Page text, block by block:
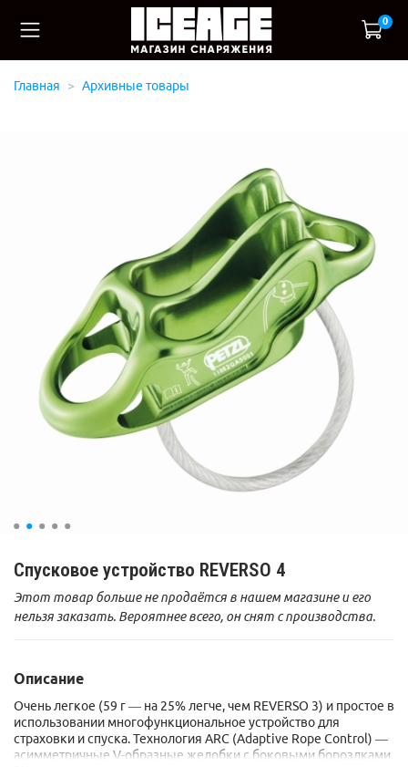
0
Главная Архивные товары
Спусковое устройство REVERSO 4
Этот товар больше не продаётся в нашем магазине и его
нельзя заказать. Вероятнее всего, он снят с производства.
Описание
Очень легкое (59 г — на 25% легче, чем REVERSO 3) и простое в
использовании многофункциональное устройство для
страховки и спуска. Технология ARC (Adaptive Rope Control) —
асимметричные V-образные желобки с боковыми бороздками